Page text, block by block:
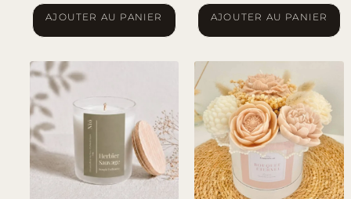
AJOUTER AU PANIER AJOUTER AU PANIER